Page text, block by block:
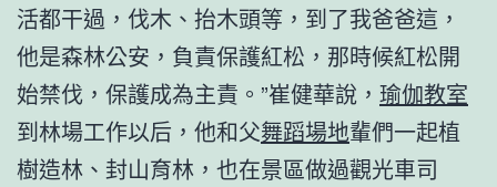
活都干過，伐木、抬木頭等，到了我爸爸這，
他是森林公安，負責保護紅松，那時候紅松開
始禁伐，保護成為主責。”崔健華說， 瑜伽教室
到林場工作以后，他和父舞蹈場地輩們一起植
樹造林、封山育林，也在景區做過觀光車司